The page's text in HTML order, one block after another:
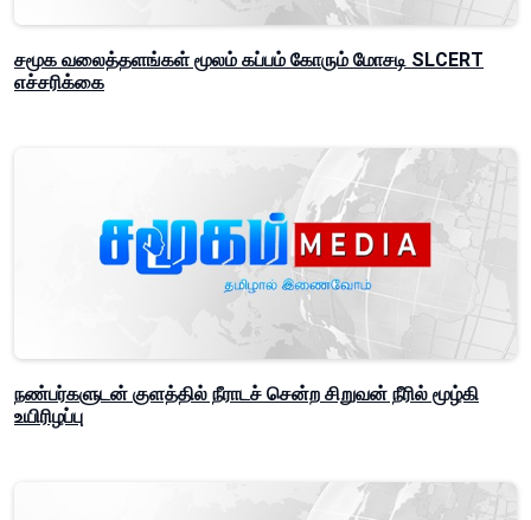
சமூக வலைத்தளங்கள் மூலம் கப்பம் கோரும் மோசடி SLCERT
எச்சரிக்கை
நண்பர்களுடன் குளத்தில் நீராடச் சென்ற சிறுவன் நீரில் மூழ்கி
உயிரிழப்பு